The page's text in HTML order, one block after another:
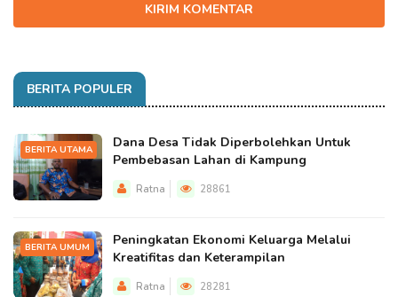
KIRIM KOMENTAR
BERITA POPULER
BERITA UTAMA
Dana Desa Tidak Diperbolehkan Untuk
Pembebasan Lahan di Kampung
Ratna 28861
BERITA UMUM
Peningkatan Ekonomi Keluarga Melalui
Kreatifitas dan Keterampilan
Ratna 28281